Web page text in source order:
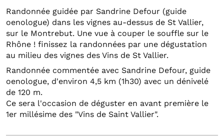
Randonnée guidée par Sandrine Defour (guide
oenologue) dans les vignes au-dessus de St Vallier,
sur le Montrebut. Une vue à couper le souffle sur le
Rhône ! finissez la randonnées par une dégustation
au milieu des vignes des Vins de St Vallier.
Randonnée commentée avec Sandrine Defour, guide
oenologue, d'environ 4,5 km (1h30) avec un dénivelé
de 120 m.
Ce sera l'occasion de déguster en avant première le
1er millésime des "Vins de Saint Vallier".